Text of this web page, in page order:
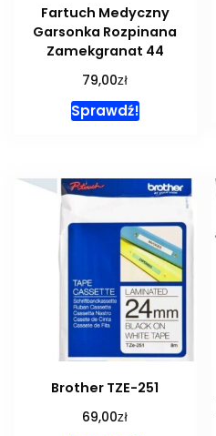
Fartuch Medyczny
Garsonka Rozpinana
Zamekgranat 44
79,00zł
Sprawdź!
Brother TZE-251
69,00zł